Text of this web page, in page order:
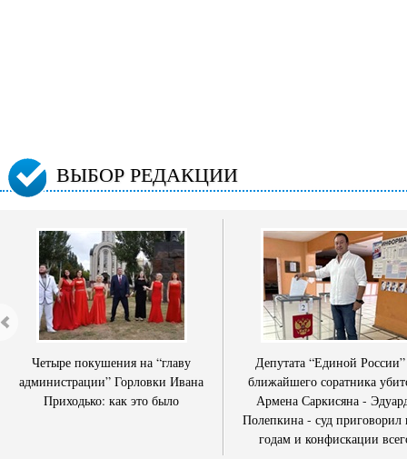
ВЫБОР РЕДАКЦИИ
Четыре покушения на “главу
администрации” Горловки Ивана
Приходько: как это было
Депутата “Единой
ближайшего соратника
Армена Саркисяна -
Полепкина - суд приговорил
годам и конфискации